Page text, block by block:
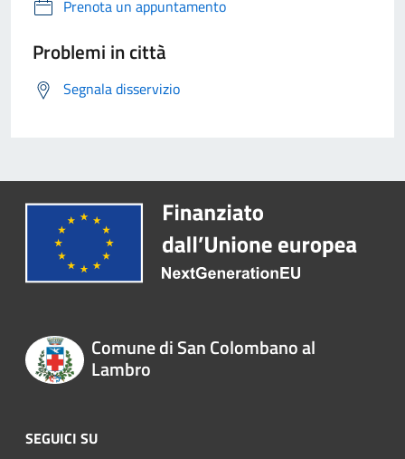
Prenota un appuntamento
Problemi in città
Segnala disservizio
Comune di San Colombano al
Lambro
SEGUICI SU